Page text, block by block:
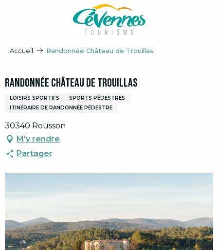
Accueil Randonnée Château de Trouillas
Randonnée Château de Trouillas
LOISIRS SPORTIFS
SPORTS PÉDESTRES
ITINÉRAIRE DE RANDONNÉE PÉDESTRE
30340 Rousson
M'y rendre
Partager